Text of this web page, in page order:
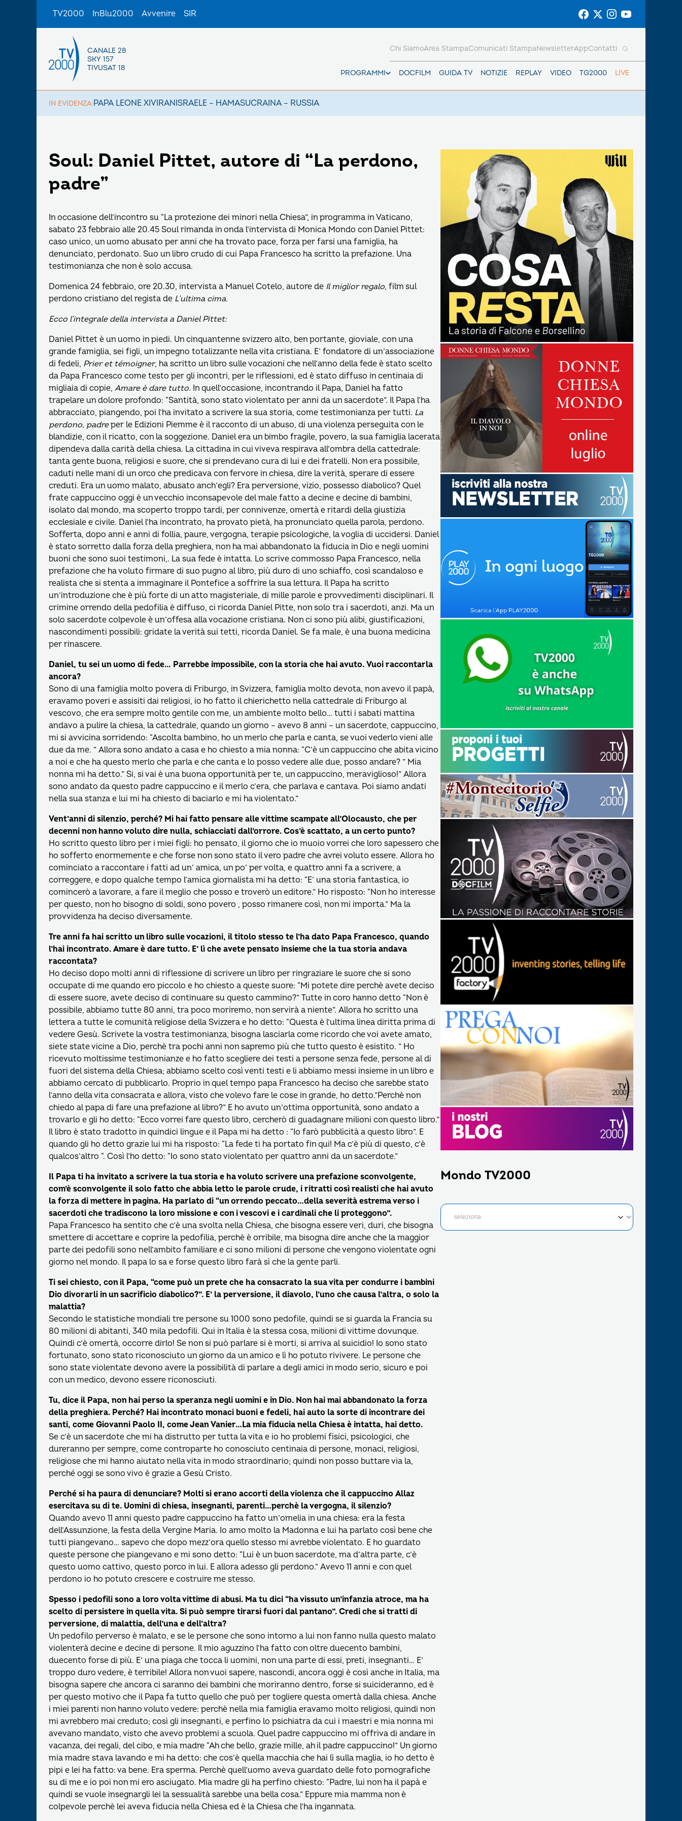
TV2000 InBlu2000 Avvenire SIR
CANALE 28
SKY 157
TIVUSAT 18
PROGRAMMI DOCFILM GUIDA TV NOTIZIE REPLAY VIDEO TG2000 LIVE
Chi SiamoArea StampaComunicati StampaNewsletterAppContatti
IN EVIDENZA:PAPA LEONE XIVIRANISRAELE – HAMASUCRAINA – RUSSIA
Soul: Daniel Pittet, autore di “La perdono,
padre”
In occasione dell’incontro su “La protezione dei minori nella Chiesa”, in programma in Vaticano,
sabato 23 febbraio alle 20.45 Soul rimanda in onda l’intervista di Monica Mondo con Daniel Pittet:
caso unico, un uomo abusato per anni che ha trovato pace, forza per farsi una famiglia, ha
denunciato, perdonato. Suo un libro crudo di cui Papa Francesco ha scritto la prefazione. Una
testimonianza che non è solo accusa.
Domenica 24 febbraio, ore 20.30, intervista a Manuel Cotelo, autore de Il miglior regalo, film sul
perdono cristiano del regista de L’ultima cima.
Ecco l’integrale della intervista a Daniel Pittet:
Daniel Pittet è un uomo in piedi. Un cinquantenne svizzero alto, ben portante, gioviale, con una
grande famiglia, sei figli, un impegno totalizzante nella vita cristiana. E’ fondatore di un’associazione
di fedeli, Prier et témoigner, ha scritto un libro sulle vocazioni che nell’anno della fede è stato scelto
da Papa Francesco come testo per gli incontri, per le riflessioni, ed è stato diffuso in centinaia di
migliaia di copie, Amare è dare tutto. In quell’occasione, incontrando il Papa, Daniel ha fatto
trapelare un dolore profondo: “Santità, sono stato violentato per anni da un sacerdote”. Il Papa l’ha
abbracciato, piangendo, poi l’ha invitato a scrivere la sua storia, come testimonianza per tutti. La
perdono, padreper le Edizioni Piemme è il racconto di un abuso, di una violenza perseguita con le
blandizie, con il ricatto, con la soggezione. Daniel era un bimbo fragile, povero, la sua famiglia lacerata
dipendeva dalla carità della chiesa. La cittadina in cui viveva respirava all’ombra della cattedrale:
tanta gente buona, religiosi e suore, che si prendevano cura di lui e dei fratelli. Non era possibile,
caduti nelle mani di un orco che predicava con fervore in chiesa, dire la verità, sperare di essere
creduti. Era un uomo malato, abusato anch’egli? Era perversione, vizio, possesso diabolico? Quel
frate cappuccino oggi è un vecchio inconsapevole del male fatto a decine e decine di bambini,
isolato dal mondo, ma scoperto troppo tardi, per connivenze, omertà e ritardi della giustizia
ecclesiale e civile. Daniel l’ha incontrato, ha provato pietà, ha pronunciato quella parola, perdono.
Sofferta, dopo anni e anni di follia, paure, vergogna, terapie psicologiche, la voglia di uccidersi. Daniel
è stato sorretto dalla forza della preghiera, non ha mai abbandonato la fiducia in Dio e negli uomini
buoni che sono suoi testimoni,. La sua fede è intatta. Lo scrive commosso Papa Francesco, nella
prefazione che ha voluto firmare di suo pugno al libro, più duro di uno schiaffo, così scandaloso e
realista che si stenta a immaginare il Pontefice a soffrire la sua lettura. Il Papa ha scritto
un’introduzione che è più forte di un atto magisteriale, di mille parole e provvedimenti disciplinari. Il
crimine orrendo della pedofilia è diffuso, ci ricorda Daniel Pitte, non solo tra i sacerdoti, anzi. Ma un
solo sacerdote colpevole è un’offesa alla vocazione cristiana. Non ci sono più alibi, giustificazioni,
nascondimenti possibili: gridate la verità sui tetti, ricorda Daniel. Se fa male, è una buona medicina
per rinascere.
Daniel, tu sei un uomo di fede… Parrebbe impossibile, con la storia che hai avuto. Vuoi raccontarla
ancora?
Sono di una famiglia molto povera di Friburgo, in Svizzera, famiglia molto devota, non avevo il papà,
eravamo poveri e assisiti dai religiosi, io ho fatto il chierichetto nella cattedrale di Friburgo al
vescovo, che era sempre molto gentile con me, un ambiente molto bello… tutti i sabati mattina
andavo a pulire la chiesa, la cattedrale, quando un giorno – avevo 8 anni – un sacerdote, cappuccino,
mi si avvicina sorridendo: “Ascolta bambino, ho un merlo che parla e canta, se vuoi vederlo vieni alle
due da me. ” Allora sono andato a casa e ho chiesto a mia nonna: “C’è un cappuccino che abita vicino
a noi e che ha questo merlo che parla e che canta e lo posso vedere alle due, posso andare? ” Mia
nonna mi ha detto.” Si, si vai è una buona opportunità per te, un cappuccino, meraviglioso!” Allora
sono andato da questo padre cappuccino e il merlo c’era, che parlava e cantava. Poi siamo andati
nella sua stanza e lui mi ha chiesto di baciarlo e mi ha violentato.”
Vent’anni di silenzio, perché? Mi hai fatto pensare alle vittime scampate all’Olocausto, che per
decenni non hanno voluto dire nulla, schiacciati dall’orrore. Cos’è scattato, a un certo punto?
Ho scritto questo libro per i miei figli: ho pensato, il giorno che io muoio vorrei che loro sapessero che
ho sofferto enormemente e che forse non sono stato il vero padre che avrei voluto essere. Allora ho
cominciato a raccontare i fatti ad un’ amica, un po’ per volta, e quattro anni fa a scrivere, a
correggere, e dopo qualche tempo l’amica giornalista mi ha detto: “E’ una storia fantastica, io
comincerò a lavorare, a fare il meglio che posso e troverò un editore.” Ho risposto: “Non ho interesse
per questo, non ho bisogno di soldi, sono povero , posso rimanere così, non mi importa.” Ma la
provvidenza ha deciso diversamente.
Tre anni fa hai scritto un libro sulle vocazioni, il titolo stesso te l’ha dato Papa Francesco, quando
l’hai incontrato. Amare è dare tutto. E’ lì che avete pensato insieme che la tua storia andava
raccontata?
Ho deciso dopo molti anni di riflessione di scrivere un libro per ringraziare le suore che si sono
occupate di me quando ero piccolo e ho chiesto a queste suore: “Mi potete dire perchè avete deciso
di essere suore, avete deciso di continuare su questo cammino?” Tutte in coro hanno detto “Non è
possibile, abbiamo tutte 80 anni, tra poco moriremo, non servirà a niente”. Allora ho scritto una
lettera a tutte le comunità religiose della Svizzera e ho detto: “Questa è l’ultima linea diritta prima di
vedere Gesù. Scrivete la vostra testimonianza, bisogna lasciarla come ricordo che voi avete amato,
siete state vicine a Dio, perchè tra pochi anni non sapremo più che tutto questo è esistito. ” Ho
ricevuto moltissime testimonianze e ho fatto scegliere dei testi a persone senza fede, persone al di
fuori del sistema della Chiesa; abbiamo scelto così venti testi e li abbiamo messi insieme in un libro e
abbiamo cercato di pubblicarlo. Proprio in quel tempo papa Francesco ha deciso che sarebbe stato
l’anno della vita consacrata e allora, visto che volevo fare le cose in grande, ho detto.”Perchè non
chiedo al papa di fare una prefazione al libro?” E ho avuto un’ottima opportunità, sono andato a
trovarlo e gli ho detto: “Ecco vorrei fare questo libro, cercherò di guadagnare milioni con questo libro.”
Il libro è stato tradotto in quindici lingue e il Papa mi ha detto : “Io farò pubblicità a questo libro”. E
quando gli ho detto grazie lui mi ha risposto: “La fede ti ha portato fin qui! Ma c’è più di questo, c’è
qualcos’altro “. Così l’ho detto: “Io sono stato violentato per quattro anni da un sacerdote.”
Il Papa ti ha invitato a scrivere la tua storia e ha voluto scrivere una prefazione sconvolgente,
com’è sconvolgente il solo fatto che abbia letto le parole crude, i ritratti così realisti che hai avuto
la forza di mettere in pagina. Ha parlato di “un orrendo peccato…della severità estrema verso i
sacerdoti che tradiscono la loro missione e con i vescovi e i cardinali che li proteggono”.
Papa Francesco ha sentito che c’è una svolta nella Chiesa, che bisogna essere veri, duri, che bisogna
smettere di accettare e coprire la pedofilia, perchè è orribile, ma bisogna dire anche che la maggior
parte dei pedofili sono nell’ambito familiare e ci sono milioni di persone che vengono violentate ogni
giorno nel mondo. Il papa lo sa e forse questo libro farà sì che la gente parli.
Ti sei chiesto, con il Papa, “come può un prete che ha consacrato la sua vita per condurre i bambini
Dio divorarli in un sacrificio diabolico?”. E’ la perversione, il diavolo, l’uno che causa l’altra, o solo la
malattia?
Secondo le statistiche mondiali tre persone su 1000 sono pedofile, quindi se si guarda la Francia su
80 milioni di abitanti, 340 mila pedofili. Qui in Italia è la stessa cosa, milioni di vittime dovunque.
Quindi c’è omertà, occorre dirlo! Se non si può parlare si è morti, si arriva al suicidio! Io sono stato
fortunato, sono stato riconosciuto un giorno da un amico e lì ho potuto rivivere. Le persone che
sono state violentate devono avere la possibilità di parlare a degli amici in modo serio, sicuro e poi
con un medico, devono essere riconosciuti.
Tu, dice il Papa, non hai perso la speranza negli uomini e in Dio. Non hai mai abbandonato la forza
della preghiera. Perché? Hai incontrato monaci buoni e fedeli, hai auto la sorte di incontrare dei
santi, come Giovanni Paolo II, come Jean Vanier…La mia fiducia nella Chiesa è intatta, hai detto.
Se c’è un sacerdote che mi ha distrutto per tutta la vita e io ho problemi fisici, psicologici, che
dureranno per sempre, come controparte ho conosciuto centinaia di persone, monaci, religiosi,
religiose che mi hanno aiutato nella vita in modo straordinario; quindi non posso buttare via la,
perché oggi se sono vivo è grazie a Gesù Cristo.
Perché si ha paura di denunciare? Molti si erano accorti della violenza che il cappuccino Allaz
esercitava su di te. Uomini di chiesa, insegnanti, parenti…perchè la vergogna, il silenzio?
Quando avevo 11 anni questo padre cappuccino ha fatto un’omelia in una chiesa: era la festa
dell’Assunzione, la festa della Vergine Maria. Io amo molto la Madonna e lui ha parlato così bene che
tutti piangevano… sapevo che dopo mezz’ora quello stesso mi avrebbe violentato. E ho guardato
queste persone che piangevano e mi sono detto: “Lui è un buon sacerdote, ma d’altra parte, c’è
questo uomo cattivo, questo porco in lui. E allora adesso gli perdono.” Avevo 11 anni e con quel
perdono io ho potuto crescere e costruire me stesso.
Spesso i pedofili sono a loro volta vittime di abusi. Ma tu dici “ha vissuto un’infanzia atroce, ma ha
scelto di persistere in quella vita. Si può sempre tirarsi fuori dal pantano”. Credi che si tratti di
perversione, di malattia, dell’una e dell’altra?
Un pedofilo perverso è malato, e se le persone che sono intorno a lui non fanno nulla questo malato
violenterà decine e decine di persone. Il mio aguzzino l’ha fatto con oltre duecento bambini,
duecento forse di più. E’ una piaga che tocca li uomini, non una parte di essi, preti, insegnanti… E’
troppo duro vedere, è terribile! Allora non vuoi sapere, nascondi, ancora oggi è così anche in Italia, ma
bisogna sapere che ancora ci saranno dei bambini che moriranno dentro, forse si suicideranno, ed è
per questo motivo che il Papa fa tutto quello che può per togliere questa omertà dalla chiesa. Anche
i miei parenti non hanno voluto vedere: perchè nella mia famiglia eravamo molto religiosi, quindi non
mi avrebbero mai creduto; così gli insegnanti, e perfino lo psichiatra da cui i maestri e mia nonna mi
avevano mandato, visto che avevo problemi a scuola. Quel padre cappuccino mi offriva di andare in
vacanza, dei regali, del cibo, e mia madre “Ah che bello, grazie mille, ah il padre cappuccino!” Un giorno
mia madre stava lavando e mi ha detto: che cos’è quella macchia che hai lì sulla maglia, io ho detto è
pipi e lei ha fatto: va bene. Era sperma. Perchè quell’uomo aveva guardato delle foto pornografiche
su di me e io poi non mi ero asciugato. Mia madre gli ha perfino chiesto: “Padre, lui non ha il papà e
quindi se vuole insegnargli lei la sessualità sarebbe una bella cosa.” Eppure mia mamma non è
colpevole perchè lei aveva fiducia nella Chiesa ed è la Chiesa che l’ha ingannata.
Mondo TV2000